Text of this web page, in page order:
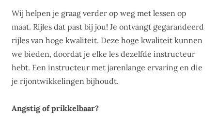
Wij helpen je graag verder op weg met lessen op
maat. Rijles dat past bij jou! Je ontvangt gegarandeerd
rijles van hoge kwaliteit. Deze hoge kwaliteit kunnen
we bieden, doordat je elke les dezelfde instructeur
hebt. Een instructeur met jarenlange ervaring en die
je rijontwikkelingen bijhoudt.
Angstig of prikkelbaar?